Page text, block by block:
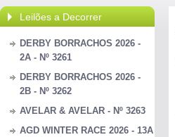
Leilões a Decorrer
DERBY BORRACHOS 2026 -
2A - Nº 3261
DERBY BORRACHOS 2026 -
2B - Nº 3262
AVELAR & AVELAR - Nº 3263
AGD WINTER RACE 2026 - 13A